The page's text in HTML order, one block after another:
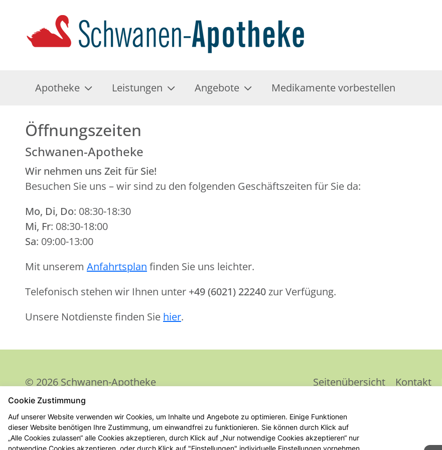
Apotheke Leistungen Angebote Medikamente vorbestellen
Öffnungszeiten
Schwanen-Apotheke
Wir nehmen uns Zeit für Sie!
Besuchen Sie uns – wir sind zu den folgenden Geschäftszeiten für Sie da:
Mo, Di, Do: 08:30-18:30
Mi, Fr: 08:30-18:00
Sa: 09:00-13:00
Mit unserem Anfahrtsplan finden Sie uns leichter.
Telefonisch stehen wir Ihnen unter +49 (6021) 22240zur Verfügung.
Unsere Notdienste finden Sie hier.
Seitenübersicht Kontakt
© 2026 Schwanen-Apotheke
Cookie Zustimmung
Auf unserer Website verwenden wir Cookies, um Inhalte und Angebote zu optimieren. Einige Funktionen
dieser Website benötigen Ihre Zustimmung, um einwandfrei zu funktionieren. Sie können durch Klick auf
„Alle Cookies zulassen“ alle Cookies akzeptieren, durch Klick auf „Nur notwendige Cookies akzeptieren“ nur
notwendige Cookies akzeptieren, oder durch Klick auf "Einstellungen" individuelle Einstellungen vornehmen.